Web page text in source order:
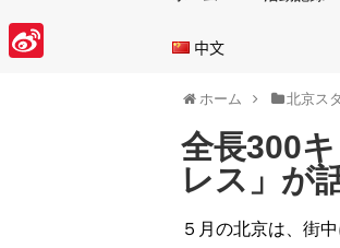
中文
ホーム 北京ス
全長300
レス」が
５月の北京は、街